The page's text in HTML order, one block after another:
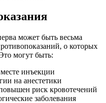
может быть весьма
о которых
могут быть:
инъекции
на анестетики
риск кровотечений
заболевания